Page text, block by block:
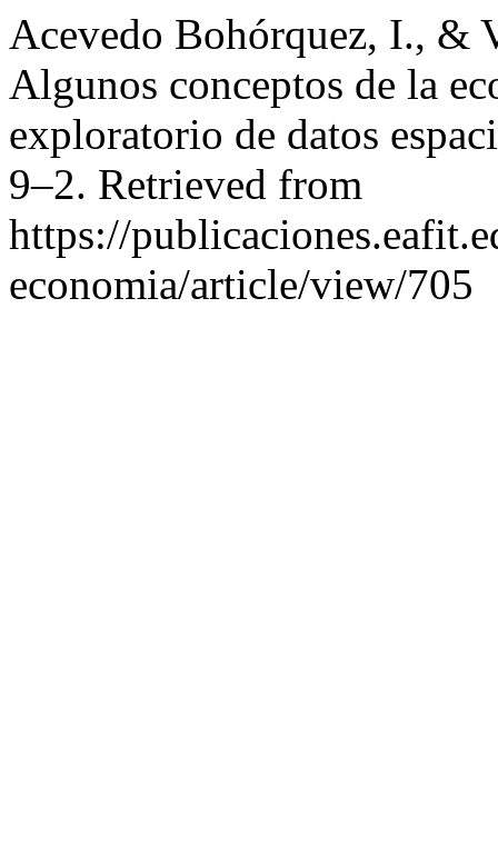
Acevedo Bohórquez, I., &
Algunos conceptos de la
exploratorio de datos
9–2. Retrieved from
https://
economia/article/view/705